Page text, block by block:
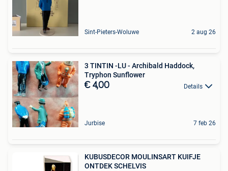
Sint-Pieters-Woluwe 2 aug 26
3 TINTIN -LU - Archibald Haddock,
Tryphon Sunflower
€ 4,00 Details
Jurbise 7 feb 26
KUBUSDECOR MOULINSART KUIFJE
ONTDEK SCHELVIS